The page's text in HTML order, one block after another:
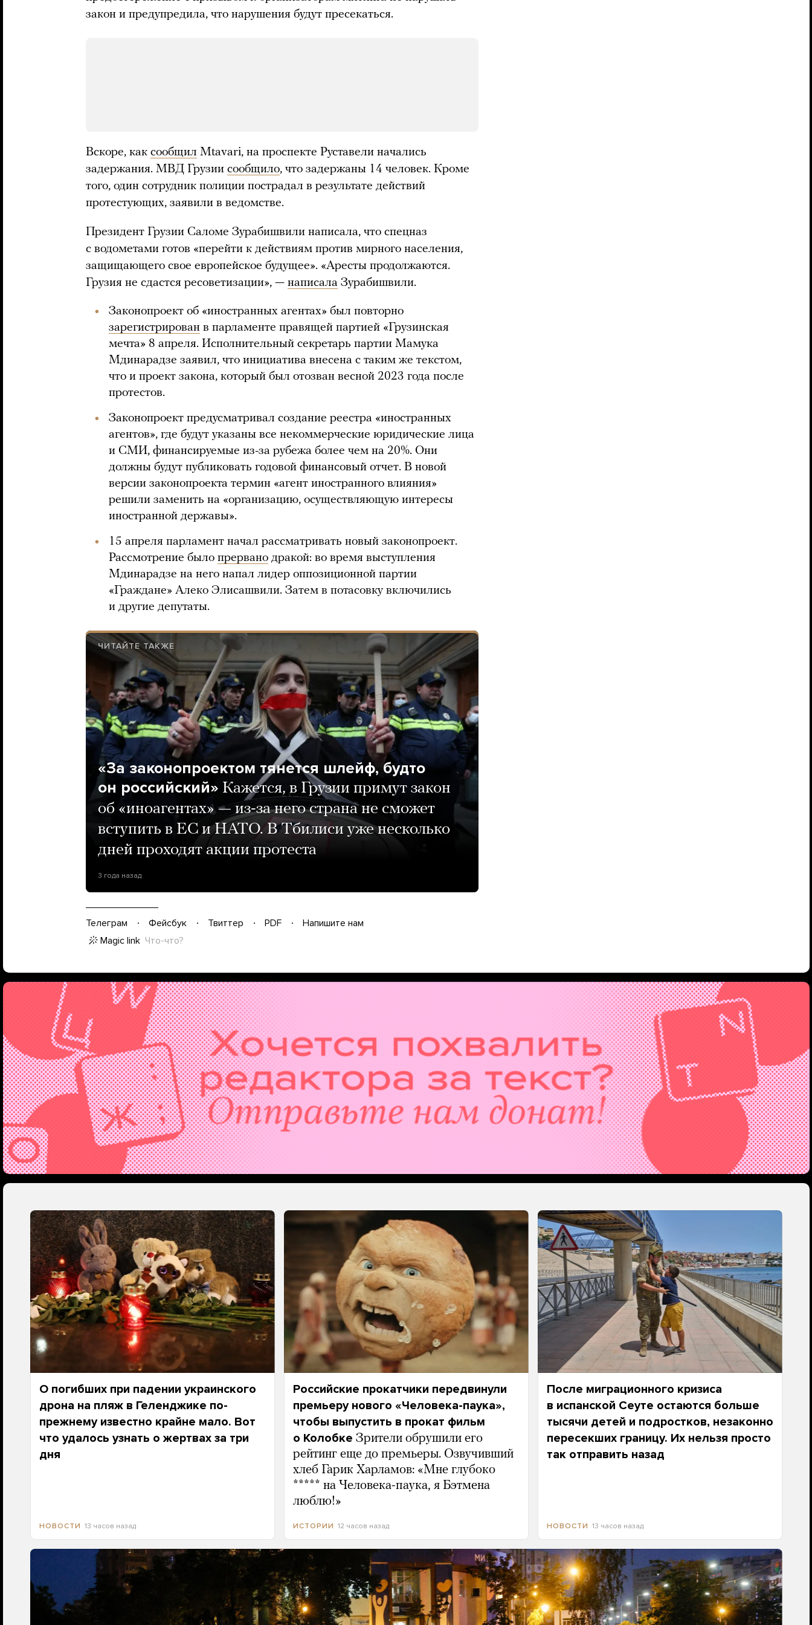
закон и предупредила, что нарушения будут пресекаться.
Вскоре, как сообщил Mtavari, на проспекте Руставели начались
задержания. МВД Грузии сообщило, что задержаны 14 человек. Кроме
того, один сотрудник полиции пострадал в результате действий
протестующих, заявили в ведомстве.
Президент Грузии Саломе Зурабишвили написала, что спецназ
с водометами готов «перейти к действиям против мирного населения,
защищающего свое европейское будущее». «Аресты продолжаются.
Грузия не сдастся ресоветизации», — написала Зурабишвили.
Законопроект об «иностранных агентах» был повторно
зарегистрирован в парламенте правящей партией «Грузинская
мечта» 8 апреля. Исполнительный секретарь партии Мамука
Мдинарадзе заявил, что инициатива внесена с таким же текстом,
что и проект закона, который был отозван весной 2023 года после
протестов.
Законопроект предусматривал создание реестра «иностранных
агентов», где будут указаны все некоммерческие юридические лица
и СМИ, финансируемые из-за рубежа более чем на 20%. Они
должны будут публиковать годовой финансовый отчет. В новой
версии законопроекта термин «агент иностранного влияния»
решили заменить на «организацию, осуществляющую интересы
иностранной державы».
15 апреля парламент начал рассматривать новый законопроект.
Рассмотрение было прервано дракой: во время выступления
Мдинарадзе на него напал лидер оппозиционной партии
«Граждане» Алеко Элисашвили. Затем в потасовку включились
и другие депутаты.
ЧИТАЙТЕ ТАКЖЕ
«За законопроектом тянется шлейф, будто
он российский» Кажется, в Грузии примут закон
об «иноагентах» — из-за него страна не сможет
вступить в ЕС и НАТО. В Тбилиси уже несколько
дней проходят акции протеста
3 года назад
Телеграм Фейсбук Твиттер PDF
Напишите нам
Magic link Что-что?
О погибших при падении украинского
дрона на пляж в Геленджике по-
прежнему известно крайне мало. Вот
что удалось узнать о жертвах за три
дня
НОВОСТИ 13 часов назад
Российские прокатчики передвинули
премьеру нового «Человека-паука»,
чтобы выпустить в прокат фильм
о Колобке Зрители обрушили его
рейтинг еще до премьеры. Озвучивший
хлеб Гарик Харламов: «Мне глубоко
***** на Человека-паука, я Бэтмена
люблю!»
ИСТОРИИ 12 часов назад
После миграционного кризиса
в испанской Сеуте остаются больше
тысячи детей и подростков, незаконно
пересекших границу. Их нельзя просто
так отправить назад
НОВОСТИ 13 часов назад